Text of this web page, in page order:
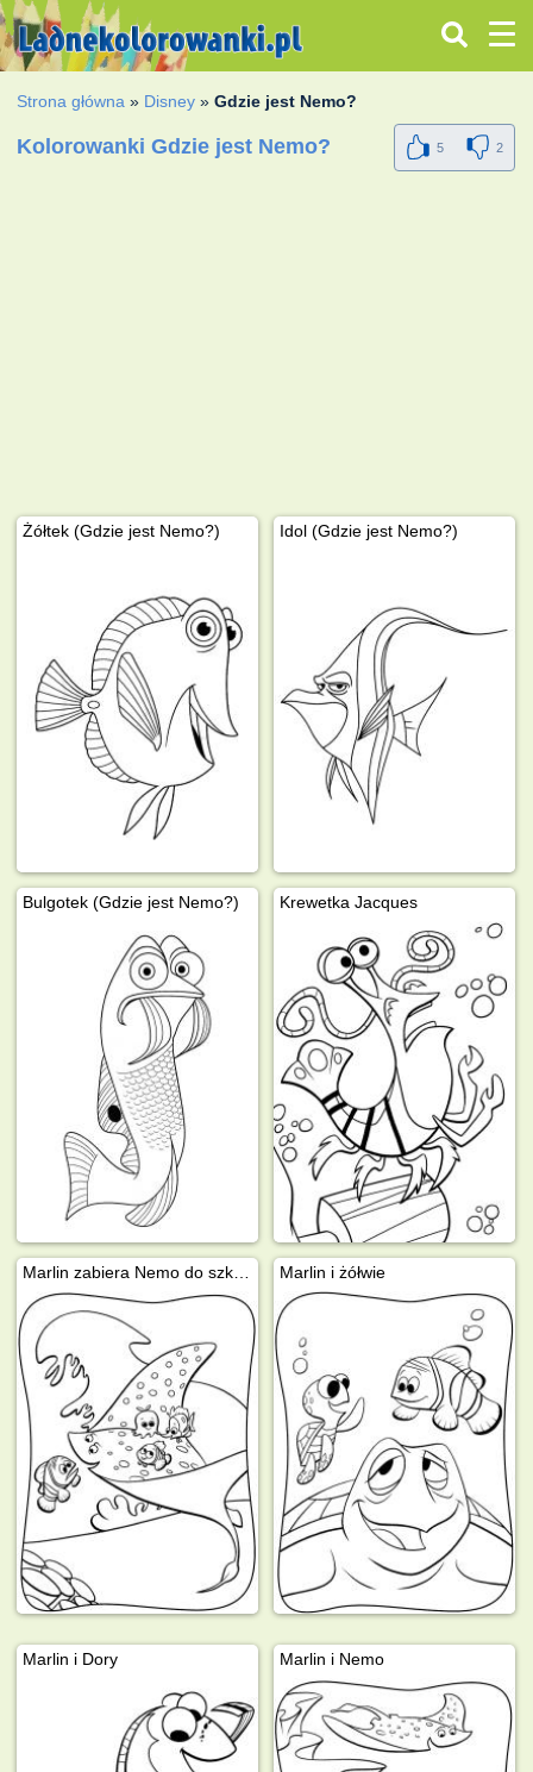
Strona główna » Disney »Gdzie jest Nemo?
Kolorowanki Gdzie jest Nemo? 5 2
Żółtek (Gdzie jest Nemo?) Idol (Gdzie jest Nemo?)
Bulgotek (Gdzie jest Nemo?) Krewetka Jacques
Marlin zabiera Nemo do szkoły Marlin i żółwie
Marlin i Dory Marlin i Nemo